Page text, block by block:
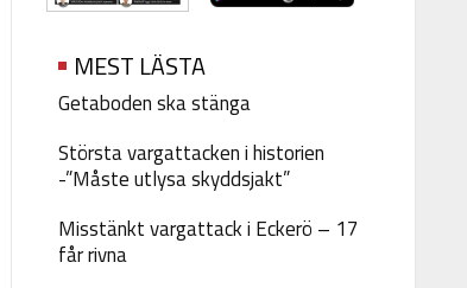
MEST LÄSTA
Getaboden ska stänga
Största vargattacken i historien
-”Måste utlysa skyddsjakt”
Misstänkt vargattack i Eckerö – 17
får rivna